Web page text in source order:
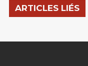
ARTICLES LIÉS